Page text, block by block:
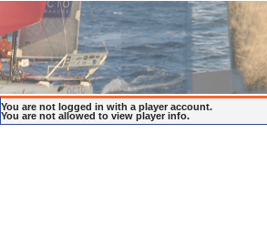
You are not logged in with a player account.
You are not allowed to view player info.